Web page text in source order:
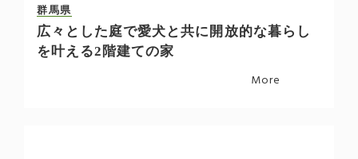
群馬県
広々とした庭で愛犬と共に開放的な暮らし
を叶える2階建ての家
More